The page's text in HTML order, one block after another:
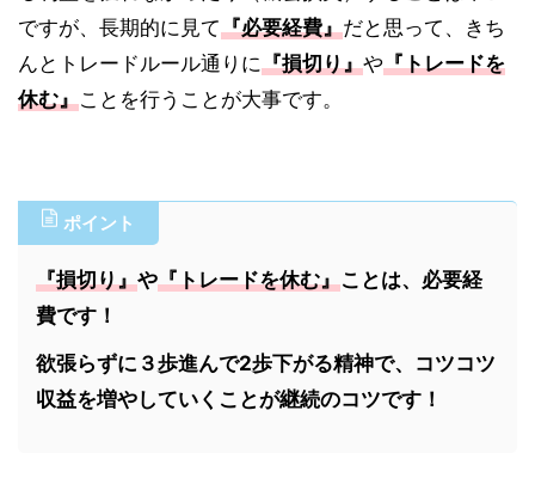
ですが、長期的に見て『必要経費』だと思って、きち
んとトレードルール通りに『損切り』や『トレードを
休む』ことを行うことが大事です。
ポイント
『損切り』や『トレードを休む』ことは、必要経
費です！
欲張らずに３歩進んで2歩下がる精神で、コツコツ
収益を増やしていくことが継続のコツです！